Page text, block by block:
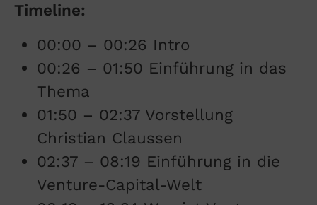
Timeline:
00:00 – 00:26 Intro
00:26 – 01:50 Einführung in das
Thema
01:50 – 02:37 Vorstellung
Christian Claussen
02:37 – 08:19 Einführung in die
Venture-Capital-Welt